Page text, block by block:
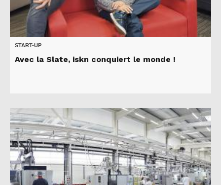
START-UP
Avec la Slate, iskn conquiert le monde !